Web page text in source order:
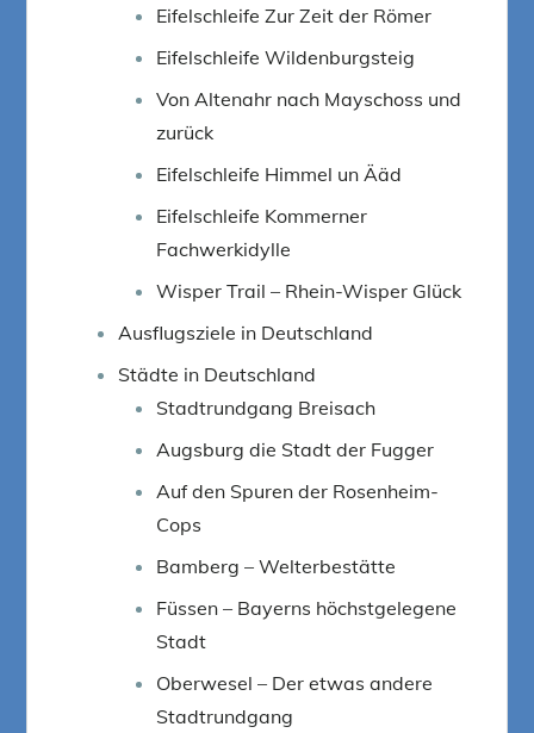
Eifelschleife Zur Zeit der Römer
Eifelschleife Wildenburgsteig
Von Altenahr nach Mayschoss und
zurück
Eifelschleife Himmel un Ääd
Eifelschleife Kommerner
Fachwerkidylle
Wisper Trail – Rhein-Wisper Glück
Ausflugsziele in Deutschland
Städte in Deutschland
Stadtrundgang Breisach
Augsburg die Stadt der Fugger
Auf den Spuren der Rosenheim-
Cops
Bamberg – Welterbestätte
Füssen – Bayerns höchstgelegene
Stadt
Oberwesel – Der etwas andere
Stadtrundgang